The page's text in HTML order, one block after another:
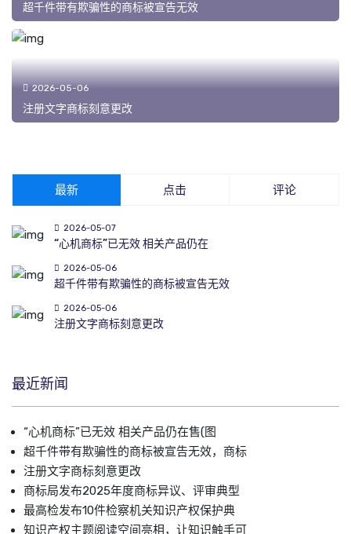
超千件带有欺骗性的商标被宣告无效
2026-05-06
注册文字商标刻意更改
最新 点击 评论
2026-05-07
“心机商标”已无效 相关产品仍在
2026-05-06
超千件带有欺骗性的商标被宣告无效
2026-05-06
注册文字商标刻意更改
最近新闻
“心机商标”已无效 相关产品仍在售(图
超千件带有欺骗性的商标被宣告无效，商标
注册文字商标刻意更改
商标局发布2025年度商标异议、评审典型
最高检发布10件检察机关知识产权保护典
知识产权主题阅读空间亮相，让知识触手可